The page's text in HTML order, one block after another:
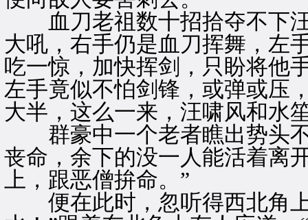
血刀老祖数十招拾夺不下汪
大吼，右手仍是血刀挥舞，左
吃一惊，加快挥剑，只盼将他
左手竟似不怕剑锋，或弹或压
大半，这么一来，汪啸风和水
群豪中一个老者瞧出势头不
丧命，余下的没一人能活着离
上，跟恶僧拚命。”
便在此时，忽听得西北角